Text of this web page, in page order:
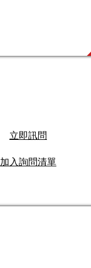
立即訊問
加入詢問清單